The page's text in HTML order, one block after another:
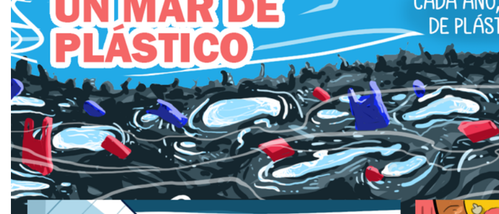
Inicio
Noticias
Especiales
Nosotros
COBERTURAS
Comprueba
Climatopedia
Medio ambiente
Salud mental